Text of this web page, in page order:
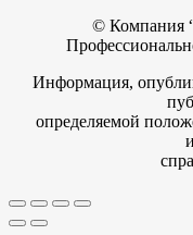
© Компания
Информация,
определяемой